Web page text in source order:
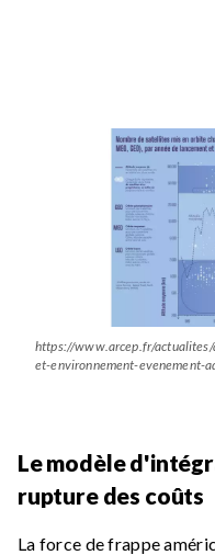
https://www.arcep.fr/
et-environnement-evenement-
Le modèle
rupture des coûts
La force de frappe